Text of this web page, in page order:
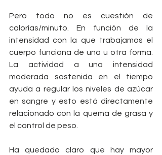
Pero todo no es cuestión de
calorías/minuto. En función de la
intensidad con la que trabajamos el
cuerpo funciona de una u otra forma.
La actividad a una intensidad
moderada sostenida en el tiempo
ayuda a regular los niveles de azúcar
en sangre y esto está directamente
relacionado con la quema de grasa y
el control de peso.
Ha quedado claro que hay mayor